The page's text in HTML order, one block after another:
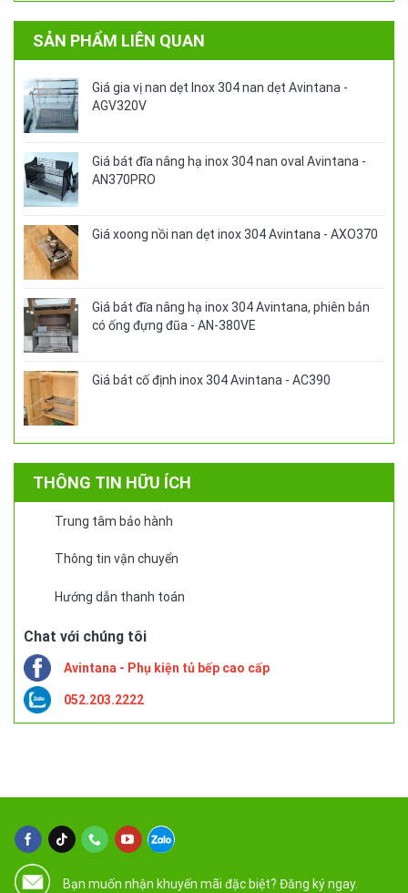
SẢN PHẨM LIÊN QUAN
Giá gia vị nan dẹt Inox 304 nan dẹt Avintana -
AGV320V
Giá bát đĩa nâng hạ inox 304 nan oval Avintana -
AN370PRO
Giá xoong nồi nan dẹt inox 304 Avintana - AXO370
Giá bát đĩa nâng hạ inox 304 Avintana, phiên bản
có ống đựng đũa - AN-380VE
Giá bát cố định inox 304 Avintana - AC390
THÔNG TIN HỮU ÍCH
Trung tâm bảo hành
Thông tin vận chuyển
Hướng dẫn thanh toán
Chat với chúng tôi
Avintana - Phụ kiện tủ bếp cao cấp
052.203.2222
Bạn muốn nhận khuyến mãi đặc biệt? Đăng ký ngay.